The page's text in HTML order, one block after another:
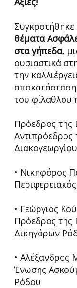
Συγκροτήθηκε
θέματα
στα γήπεδα,
ουσιαστικά
την
του φίλαθλου
Πρόεδρος της
Αντιπρόεδρος
• Νικηφόρος
• Γεώργιος
Πρόεδρος της
Δικηγόρων
• Αλέξανδρος
Ένωσης
Ρόδου